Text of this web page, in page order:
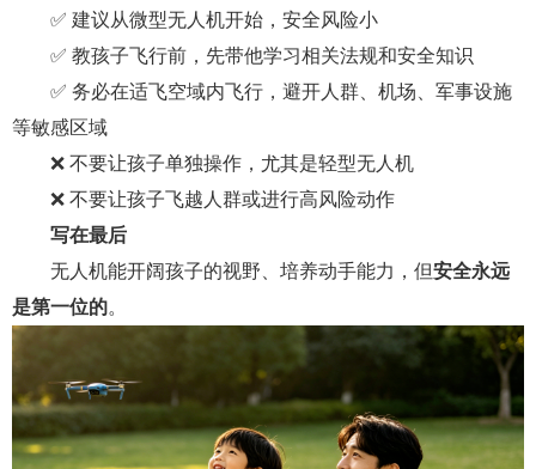
✅ 建议从微型无人机开始，安全风险小
✅ 教孩子飞行前，先带他学习相关法规和安全知识
✅ 务必在适飞空域内飞行，避开人群、机场、军事设施
等敏感区域
❌ 不要让孩子单独操作，尤其是轻型无人机
❌ 不要让孩子飞越人群或进行高风险动作
写在最后
无人机能开阔孩子的视野、培养动手能力，但安全永远
是第一位的。